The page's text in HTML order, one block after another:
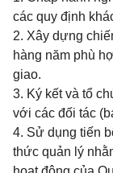
các quy định
2. Xây dựng
hàng năm phù
giao.
3. Ký kết và tổ
với các đối tác
4. Sử dụng tiến
thức quản lý